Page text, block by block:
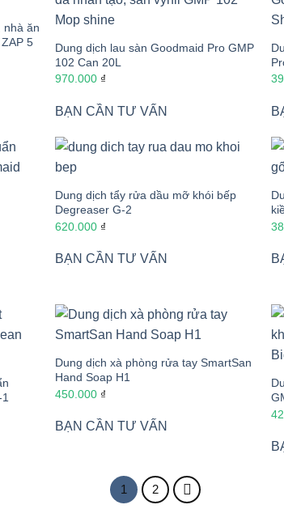
nhà ăn
5
Dung dịch lau sàn Goodmaid Pro GMP
102 Can 20L
970.000 ₫
BẠN CẦN TƯ VẤN
Dung dịch tẩy rửa dầu mỡ khói bếp
Degreaser G-2
620.000 ₫
BẠN CẦN TƯ VẤN
Dung dịch xà phòng rửa tay SmartSan
Hand Soap H1
450.000 ₫
BẠN CẦN TƯ VẤN
1 2